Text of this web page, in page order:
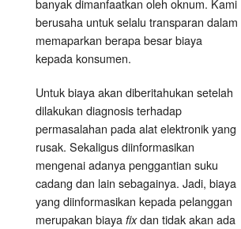
banyak dimanfaatkan oleh oknum. Kami
berusaha untuk selalu transparan dalam
memaparkan berapa besar biaya
kepada konsumen.
Untuk biaya akan diberitahukan setelah
dilakukan diagnosis terhadap
permasalahan pada alat elektronik yang
rusak. Sekaligus diinformasikan
mengenai adanya penggantian suku
cadang dan lain sebagainya. Jadi, biaya
yang diinformasikan kepada pelanggan
merupakan biaya fixdan tidak akan ada